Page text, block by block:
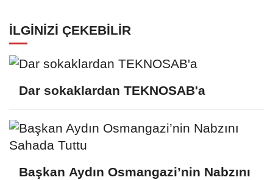
İLGINIZI ÇEKEBILIR
Dar sokaklardan TEKNOSAB'a
Başkan Aydın Osmangazi’nin Nabzını